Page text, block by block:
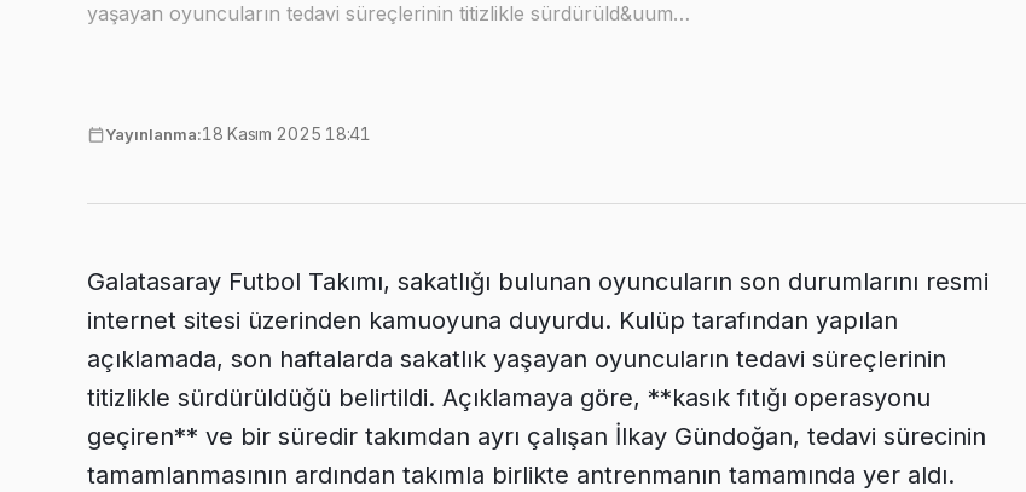
yaşayan oyuncuların tedavi süreçlerinin titizlikle sürdürüld&uum…
Yayınlanma:18 Kasım 2025 18:41
Galatasaray Futbol Takımı, sakatlığı bulunan oyuncuların son durumlarını resmi
internet sitesi üzerinden kamuoyuna duyurdu. Kulüp tarafından yapılan
açıklamada, son haftalarda sakatlık yaşayan oyuncuların tedavi süreçlerinin
titizlikle sürdürüldüğü belirtildi. Açıklamaya göre, **kasık fıtığı operasyonu
geçiren** ve bir süredir takımdan ayrı çalışan İlkay Gündoğan, tedavi sürecinin
tamamlanmasının ardından takımla birlikte antrenmanın tamamında yer aldı.